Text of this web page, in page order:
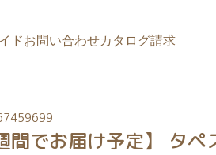
ドお問い合わせカタログ請求
間でお届け予定】 タ